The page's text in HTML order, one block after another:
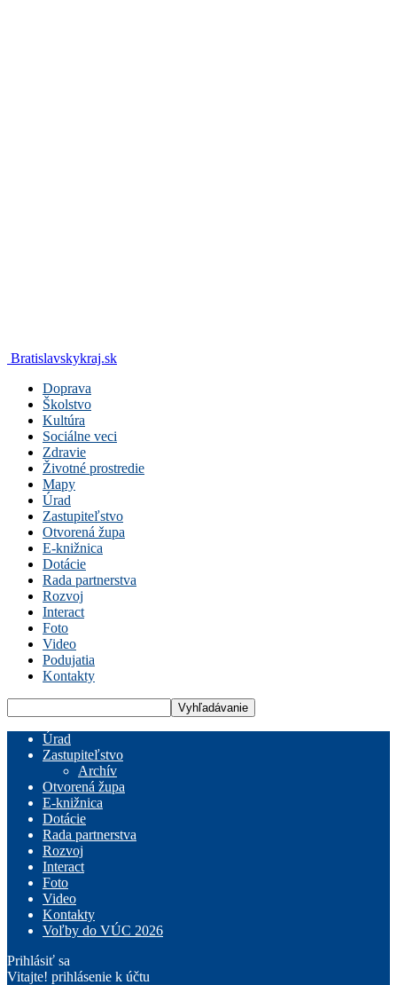
Bratislavskykraj.sk
Doprava
Školstvo
Kultúra
Sociálne veci
Zdravie
Životné prostredie
Mapy
Úrad
Zastupiteľstvo
Otvorená župa
E-knižnica
Dotácie
Rada partnerstva
Rozvoj
Interact
Foto
Video
Podujatia
Kontakty
Úrad
Zastupiteľstvo
Archív
Otvorená župa
E-knižnica
Dotácie
Rada partnerstva
Rozvoj
Interact
Foto
Video
Kontakty
Voľby do VÚC 2026
Prihlásiť sa
Vitajte! prihlásenie k účtu